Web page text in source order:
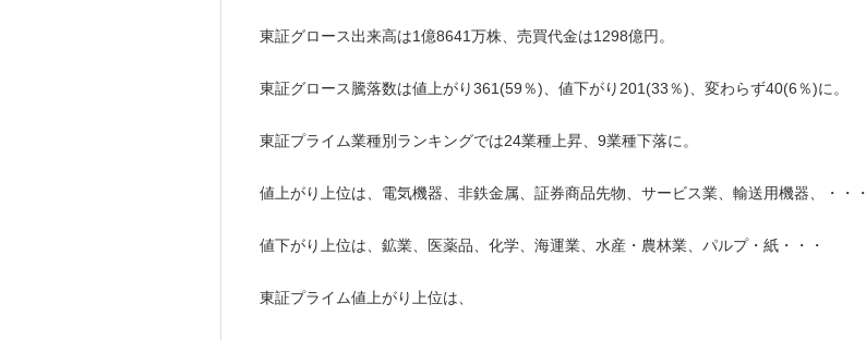
東証グロース出来高は1億8641万株、売買代金は1298億円。
東証グロース騰落数は値上がり361(59％)、値下がり201(33％)、変わらず40(6％)に。
東証プライム業種別ランキングでは24業種上昇、9業種下落に。
値上がり上位は、電気機器、非鉄金属、証券商品先物、サービス業、輸送用機器、・・・
値下がり上位は、鉱業、医薬品、化学、海運業、水産・農林業、パルプ・紙・・・
東証プライム値上がり上位は、